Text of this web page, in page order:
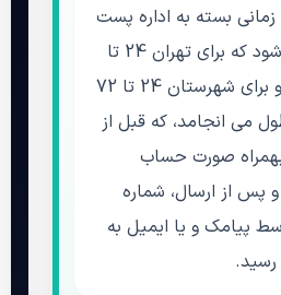
بسته به اداره پست
تحویل داده می شود که برای تهران 24 تا
48 ساعت کاری و برای شهرستان 24 تا 72
می انجامد، که قبل از
صورت حساب
پس از ارسال، شماره
پیامک و یا ایمیل به
رسید.